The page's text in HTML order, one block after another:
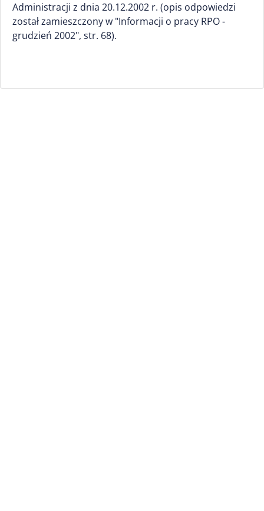
Administracji z dnia 20.12.2002 r. (opis odpowiedzi
został zamieszczony w "Informacji o pracy RPO -
grudzień 2002", str. 68).